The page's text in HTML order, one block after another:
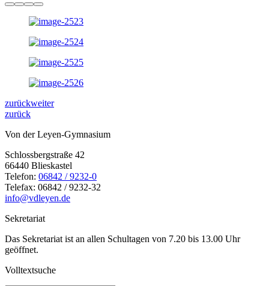
zurückweiter
zurück
Von der Leyen-Gymnasium
Schlossbergstraße 42
66440 Blieskastel
Telefon: 06842 / 9232-0
Telefax: 06842 / 9232-32
info@vdleyen.de
Sekretariat
Das Sekretariat ist an allen Schultagen von 7.20 bis 13.00 Uhr
geöffnet.
Volltextsuche